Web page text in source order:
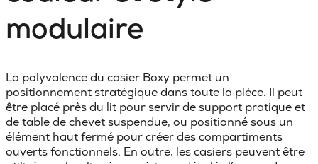
modulaire
La polyvalence du casier Boxy permet un
positionnement stratégique dans toute la pièce. Il peut
être placé près du lit pour servir de support pratique et
de table de chevet suspendue, ou positionné sous un
élément haut fermé pour créer des compartiments
ouverts fonctionnels. En outre, les casiers peuvent être